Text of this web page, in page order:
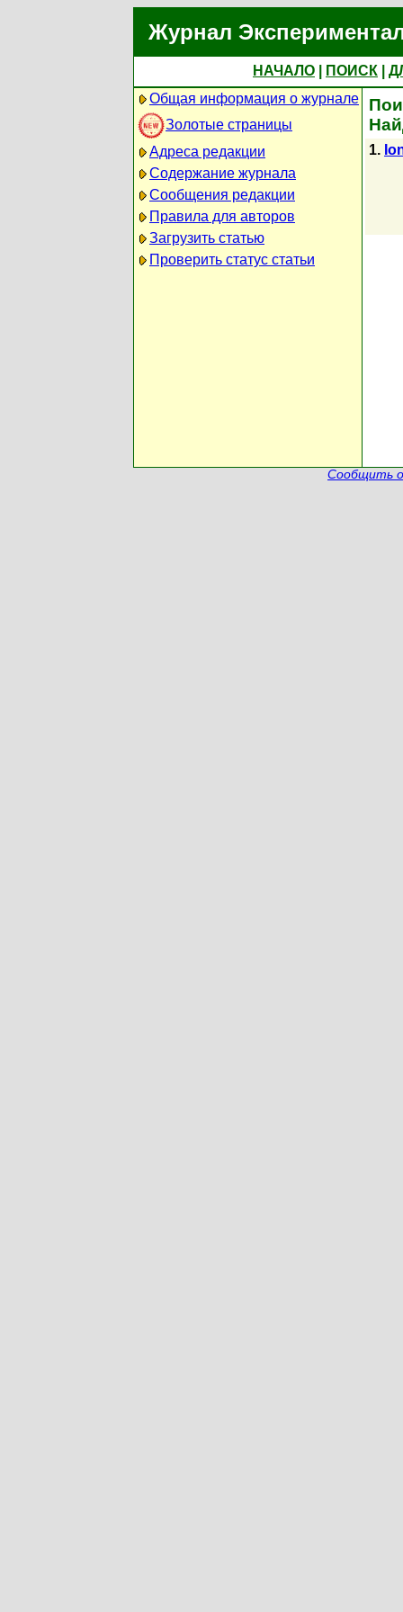
Журнал
НАЧАЛО ПОИСК
Общая информация о журнале
Золотые страницы
Адреса редакции
Содержание журнала
Сообщения редакции
Правила для авторов
Загрузить статью
Проверить статус статьи
1.
Сообщить о